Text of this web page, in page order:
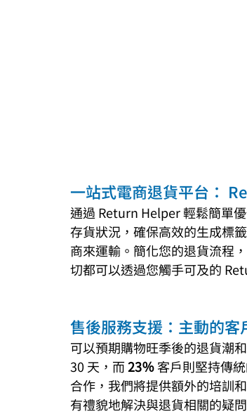
一站式電商退貨平台：
通過 Return Helper 輕鬆簡單
存貨狀況，確保高效的生成標
商來運輸。簡化您的退貨流程
切都可以透過您觸手可及的
售後服務支援：主動的客
可以預期購物旺季後的退貨潮
30 天，而 23％ 客戶則堅持傳
合作，我們將提供額外的培訓
有禮貌地解決與退貨相關的疑